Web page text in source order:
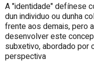
A "identidade" defínese
dun individuo ou dunha
frente aos demais, pero
desenvolver este
subxetivo, abordado por
perspectiva